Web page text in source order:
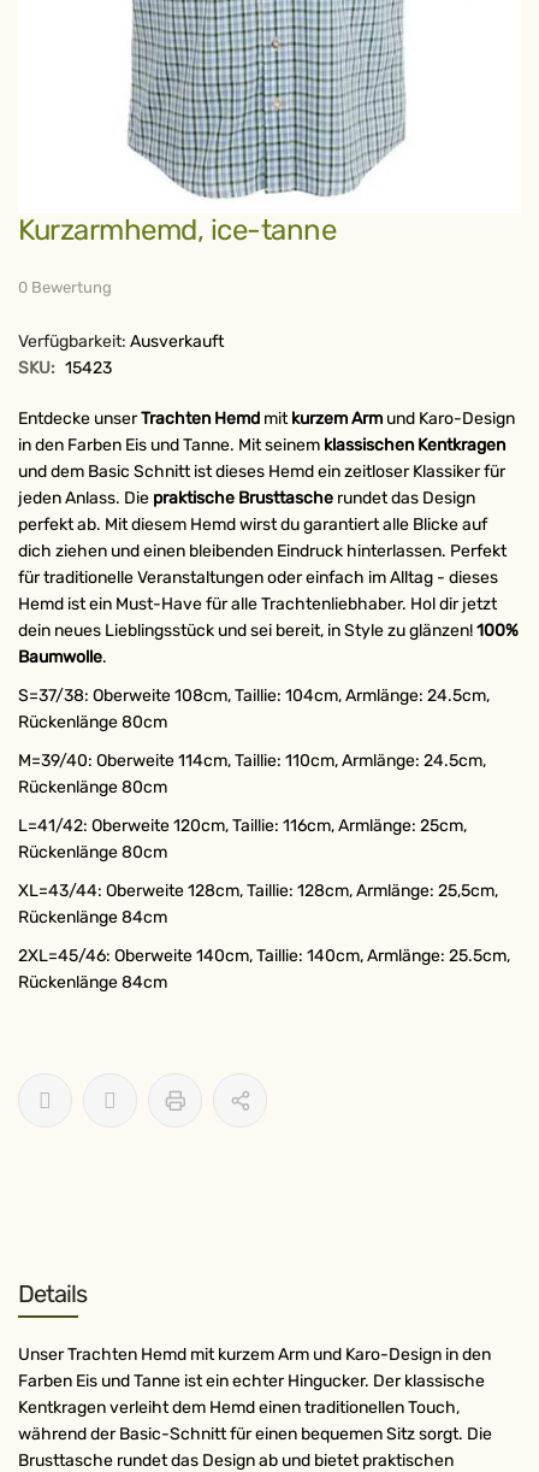
Zum
Anfang
springen
Kurzarmhemd, ice-tanne
0 Bewertung
Verfügbarkeit: Ausverkauft
SKU: 15423
Entdecke unserTrachten Hemd mitkurzem Arm und Karo-Design
in den Farben Eis und Tanne. Mit seinem klassischen Kentkragen
und dem Basic Schnitt ist dieses Hemd ein zeitloser Klassiker für
jeden Anlass. Die praktische Brusttasche rundet das Design
perfekt ab. Mit diesem Hemd wirst du garantiert alle Blicke auf
dich ziehen und einen bleibenden Eindruck hinterlassen. Perfekt
für traditionelle Veranstaltungen oder einfach im Alltag - dieses
Hemd ist ein Must-Have für alle Trachtenliebhaber. Hol dir jetzt
dein neues Lieblingsstück und sei bereit, in Style zu glänzen!100%
Baumwolle.
S=37/38: Oberweite 108cm, Taillie: 104cm, Armlänge: 24.5cm,
Rückenlänge 80cm
M=39/40: Oberweite 114cm, Taillie: 110cm, Armlänge: 24.5cm,
Rückenlänge 80cm
L=41/42: Oberweite 120cm, Taillie: 116cm, Armlänge: 25cm,
Rückenlänge 80cm
XL=43/44: Oberweite 128cm, Taillie: 128cm, Armlänge: 25,5cm,
Rückenlänge 84cm
2XL=45/46: Oberweite 140cm, Taillie: 140cm, Armlänge: 25.5cm,
Rückenlänge 84cm
Details
Unser Trachten Hemd mit kurzem Arm und Karo-Design in den
Farben Eis und Tanne ist ein echter Hingucker. Der klassische
Kentkragen verleiht dem Hemd einen traditionellen Touch,
während der Basic-Schnitt für einen bequemen Sitz sorgt. Die
Brusttasche rundet das Design ab und bietet praktischen